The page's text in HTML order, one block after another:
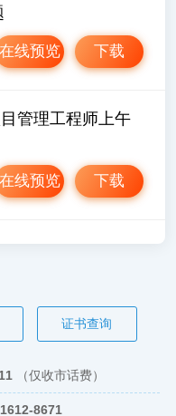
下载
在线预览
管理工程师上午
下载
在线预览
证书查询
（仅收市话费）
8671